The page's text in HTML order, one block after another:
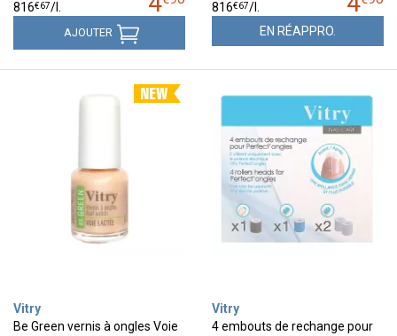
816€67/
AJOUTER
816€67/
EN RÉAPPRO.
Vitry
Be Green vernis à ongles Voie
Vitry
4 embouts de rechange pour